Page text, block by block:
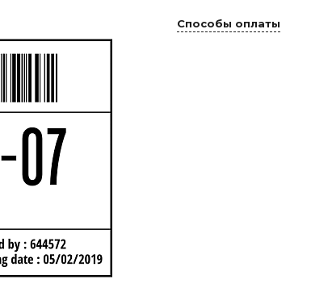
Способы оплаты